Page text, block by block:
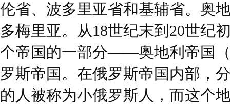
伦省、波多里亚省和基辅省。奥
多梅里亚。从18世纪末到20世纪
个帝国的一部分——奥地利帝国
罗斯帝国。在俄罗斯帝国内部，
的人被称为小俄罗斯人，而这个